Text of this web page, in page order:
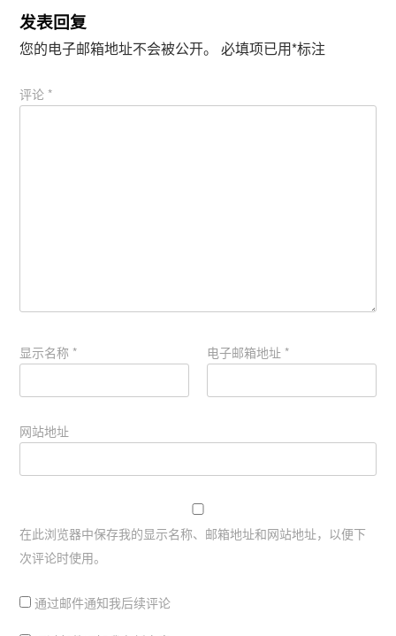
发表回复
您的电子邮箱地址不会被公开。 必填项已用*标注
评论*
显示名称* 电子邮箱地址*
网站地址
在此浏览器中保存我的显示名称、邮箱地址和网站地址，以便下
次评论时使用。
通过邮件通知我后续评论